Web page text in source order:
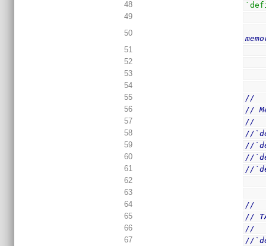
48
49
50
51
52
53
54
55
//
56
//
57
//
58
//
59
//
60
//
61
//
62
63
64
//
65
//
66
//
67
//